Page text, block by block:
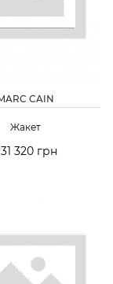
CAIN
Жакет
31 320 грн